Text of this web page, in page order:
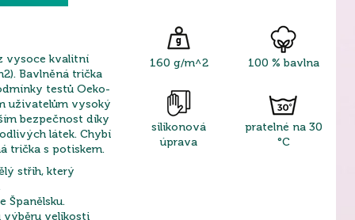
vysoce kvalitní
Bavlněná trička
testů Oeko-
uživatelům vysoký
bezpečnost díky
látek. Chybí
trička s potiskem.
střih, který
Španělsku.
výběru velikosti
160 g/m^2 100 % bavlna
silikonová
úprava
pratelné na 30
°C